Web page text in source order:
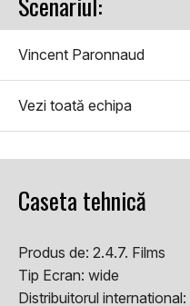
Vincent Paronnaud
Vezi toată echipa
Caseta tehnică
Produs de: 2.4.7. Films
Tip Ecran: wide
Distribuitorul international: